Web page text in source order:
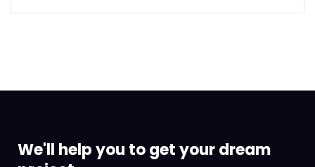
We'll help you to get your dream